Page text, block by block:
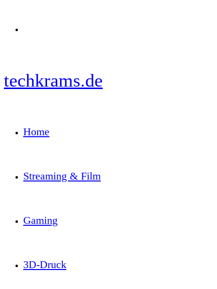
techkrams.de
Home
Streaming & Film
Gaming
3D-Druck